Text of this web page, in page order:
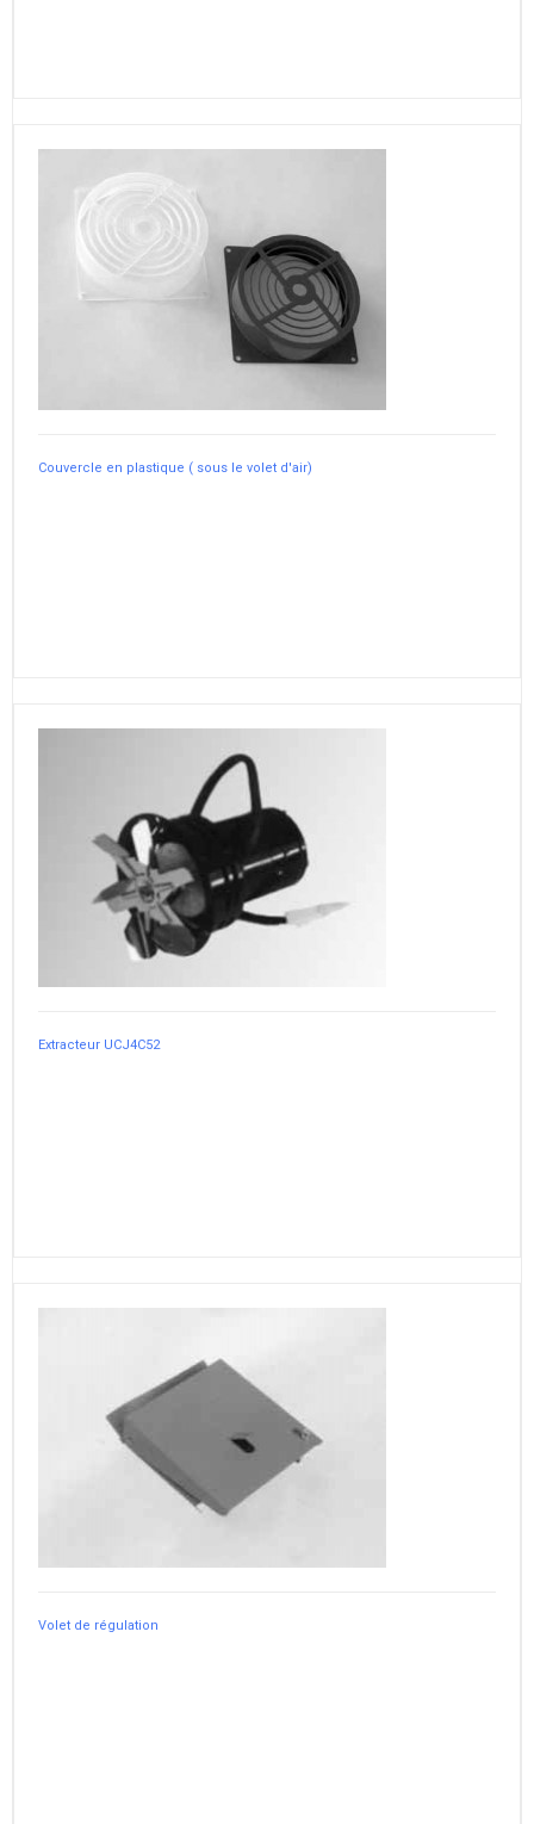
Couvercle en plastique ( sous le volet d'air)
Extracteur UCJ4C52
Volet de régulation